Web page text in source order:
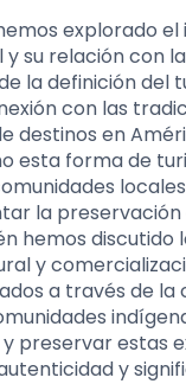
explorado
y su relación con
la definición del
con las
destinos en
esta forma de
la preservación
hemos discutido
y
a través de la
preservar estas
y